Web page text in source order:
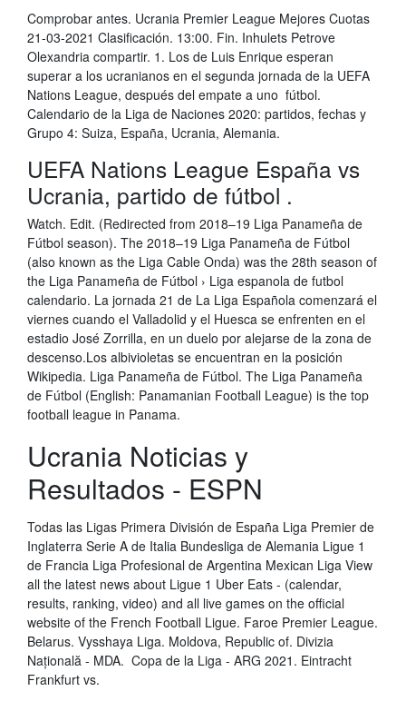
Comprobar antes. Ucrania Premier League Mejores Cuotas
21-03-2021 Clasificación. 13:00. Fin. Inhulets Petrove
Olexandria compartir. 1. Los de Luis Enrique esperan
superar a los ucranianos en el segunda jornada de la UEFA
Nations League, después del empate a uno fútbol.
Calendario de la Liga de Naciones 2020: partidos, fechas y
Grupo 4: Suiza, España, Ucrania, Alemania.
UEFA Nations League España vs
Ucrania, partido de fútbol .
Watch. Edit. (Redirected from 2018–19 Liga Panameña de
Fútbol season). The 2018–19 Liga Panameña de Fútbol
(also known as the Liga Cable Onda) was the 28th season of
the Liga Panameña de Fútbol › Liga espanola de futbol
calendario. La jornada 21 de La Liga Española comenzará el
viernes cuando el Valladolid y el Huesca se enfrenten en el
estadio José Zorrilla, en un duelo por alejarse de la zona de
descenso.Los albivioletas se encuentran en la posición
Wikipedia. Liga Panameña de Fútbol. The Liga Panameña
de Fútbol (English: Panamanian Football League) is the top
football league in Panama.
Ucrania Noticias y
Resultados - ESPN
Todas las Ligas Primera División de España Liga Premier de
Inglaterra Serie A de Italia Bundesliga de Alemania Ligue 1
de Francia Liga Profesional de Argentina Mexican Liga View
all the latest news about Ligue 1 Uber Eats - (calendar,
results, ranking, video) and all live games on the official
website of the French Football Ligue. Faroe Premier League.
Belarus. Vysshaya Liga. Moldova, Republic of. Divizia
Națională - MDA. Copa de la Liga - ARG 2021. Eintracht
Frankfurt vs.